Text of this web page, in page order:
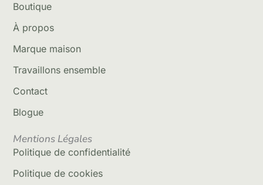
Boutique
À propos
Marque maison
Travaillons ensemble
Contact
Blogue
Mentions Légales
Politique de confidentialité
Politique de cookies